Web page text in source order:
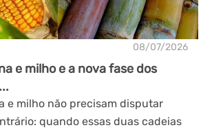
08/07/2026
e milho e a nova fase dos
e milho não precisam disputar
quando essas duas cadeias